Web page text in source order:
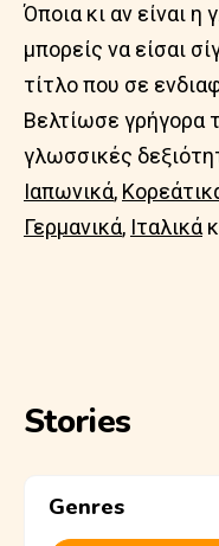
Όποια κι αν είναι
μπορείς να είσαι
τίτλο που σε
Βελτίωσε γρήγορα
γλωσσικές
Ιαπωνικά,
Γερμανικά, Ιταλικά
Stories
Genres